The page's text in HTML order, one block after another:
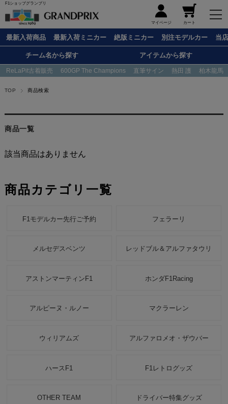
F1ショップグランプリ
マイページ カート
最新入荷商品 最新入荷ミニカー 絶版ミニカー 別注モデルカー 当
チーム名から探す アイテムから探す
ReLaPit古着販売 600GP The Champions 直筆サイン 熱田 護 柏木龍馬
TOP 商品検索
商品一覧
該当商品はありません
商品カテゴリ一覧
F1モデルカー先行ご予約 フェラーリ
メルセデスベンツ レッドブル＆アルファタウリ
アストンマーティンF1 ホンダF1Racing
アルピーヌ・ルノー マクラーレン
ウィリアムズ アルファロメオ・ザウバー
ハースF1 F1レトログッズ
OTHER TEAM ドライバー特集グッズ